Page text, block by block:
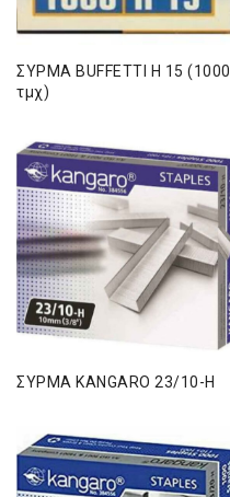
ΣΥΡΜΑ BUFFETTI H 15 (1000
τμχ)
ΣΥΡΜΑ KANGARO 23/10-H